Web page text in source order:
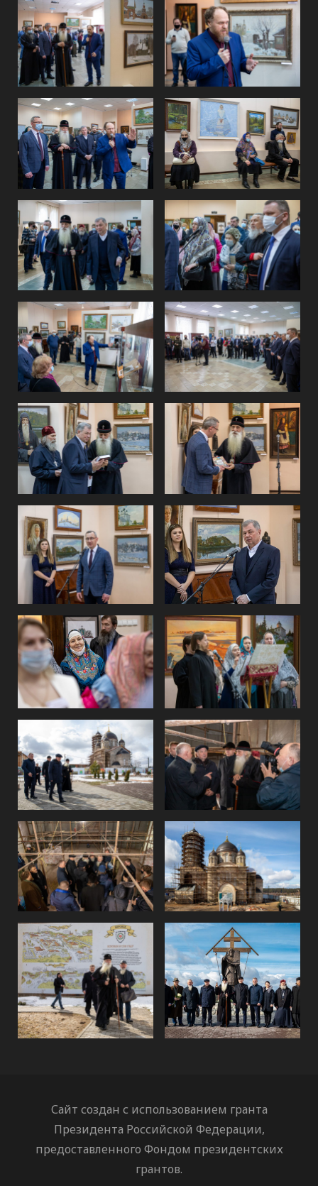
Сайт создан с использованием гранта
Президента Российской Федерации,
предоставленного Фондом президентских
грантов.